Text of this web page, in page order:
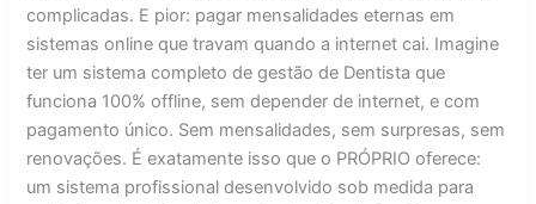
complicadas. E pior: pagar mensalidades eternas em
sistemas online que travam quando a internet cai. Imagine
ter um sistema completo de gestão de Dentista que
funciona 100% offline, sem depender de internet, e com
pagamento único. Sem mensalidades, sem surpresas, sem
renovações. É exatamente isso que o PRÓPRIO oferece:
um sistema profissional desenvolvido sob medida para